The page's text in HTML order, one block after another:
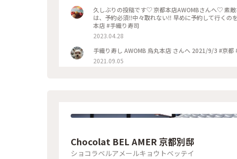
久しぶりの投稿です♡ 京都本店AWOMBさんへ♡ 素
は、予約必須‼︎中々取れない‼︎ 早めに予約して行く
本店 #手織り寿司
2023.04.28
手織り寿し AWOMB 烏丸本店 さんへ 2021/9/3 #京
2021.09.05
Chocolat BEL AMER 京都別邸
ショコラベルアメールキョウトベッテイ